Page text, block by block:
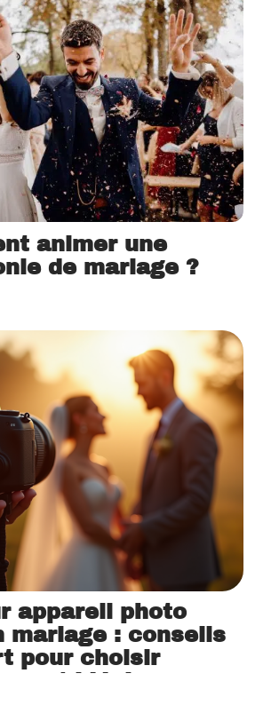
animer une
de mariage ?
appareil photo
mariage : conseils
pour choisir